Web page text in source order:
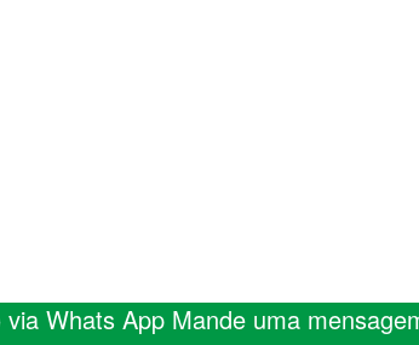
via Whats App Mande uma